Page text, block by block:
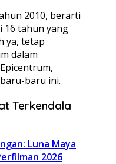
2010, berarti
16 tahun yang
ya, tetap
dalam
baru ini.
Terkendala
Luna Maya
2026